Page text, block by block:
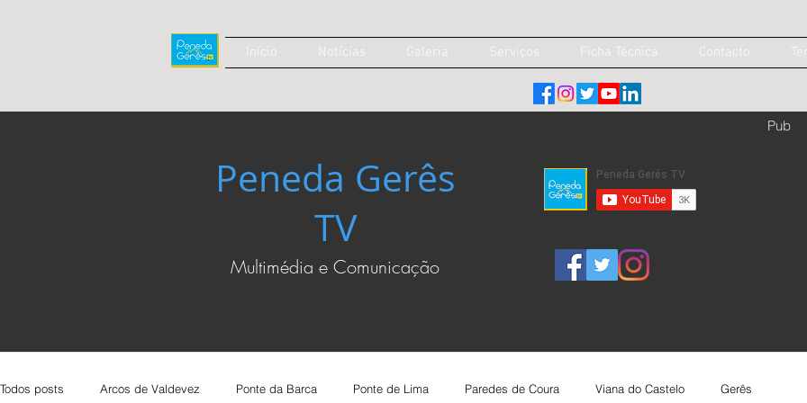
Início Notícias Galeria Serviços Ficha Técnica Contacto
Peneda Gerês
TV
Multimédia e Comunicação
Pub
Todos posts Arcos de Valdevez Ponte da Barca Ponte de Lima Paredes de Coura Viana do Castelo Gerês